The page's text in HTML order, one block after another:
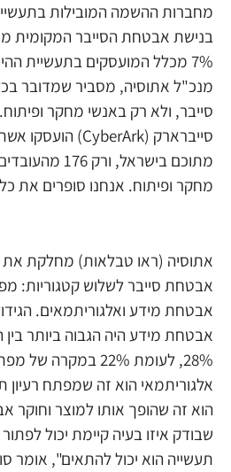
מחברות ההשמה המובילות
7% מכלל המועסקים בתעשיית
מנכ"ל אתוסיה, מסביר שמדובר
סייבר, ולא רק באנשי מחקר
מתוכם בישראל,
מחקר ופיתוח. אנחנו סופרים את כל ה-
אתוסיה (ראו טבלאות) מחלקת את
אבטחת סייבר לשלוש קטגוריות:
אבטחת מידע ואלגוריתמאים.
28%, לעומת 22%
אלגוריתמאי הוא זה שמפתח רעיון
הוא זה שהופך אותו למוצר וחוקר
שבודק איזו בעיה קיימת יכול
תעשייה הוא יכול להתאים", אומר